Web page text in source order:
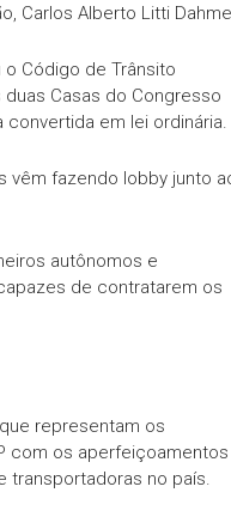
Carlos Alberto Litti
Código de Trânsito
Casas do Congresso
convertida em lei ordinária.
vêm fazendo lobby junto
autônomos e
de contratarem os
representam os
com os aperfeiçoamentos
transportadoras no país.